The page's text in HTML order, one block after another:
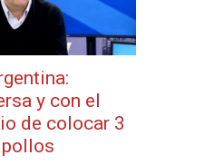
y con el
de colocar 3